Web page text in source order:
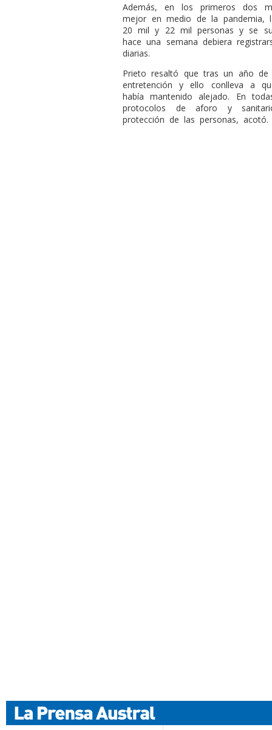
Además, en los primeros dos
mejor en medio de la pandemia,
20 mil y 22 mil personas y se
hace una semana debiera
diarias.
Prieto resaltó que tras un año
entretención y ello conlleva a
había mantenido alejado. En
protocolos de aforo y
protección de las personas, acotó.